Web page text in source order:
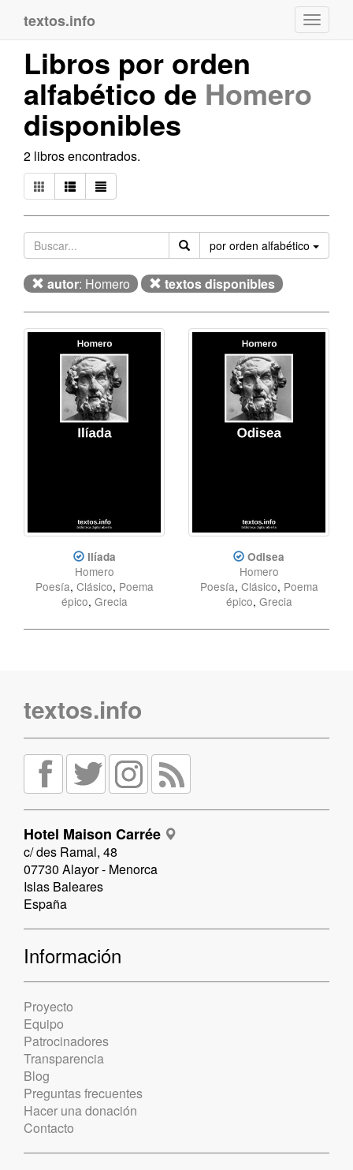
textos.info
Libros por orden
alfabético de Homero
disponibles
2 libros encontrados.
por orden alfabético
autor: Homero textos disponibles
Ilíada
Homero
Poesía, Clásico, Poema
épico, Grecia
Odisea
Homero
Poesía, Clásico, Poema
épico, Grecia
textos.info
Hotel Maison Carrée
c/ des Ramal, 48
07730 Alayor - Menorca
Islas Baleares
España
Información
Proyecto
Equipo
Patrocinadores
Transparencia
Blog
Preguntas frecuentes
Hacer una donación
Contacto